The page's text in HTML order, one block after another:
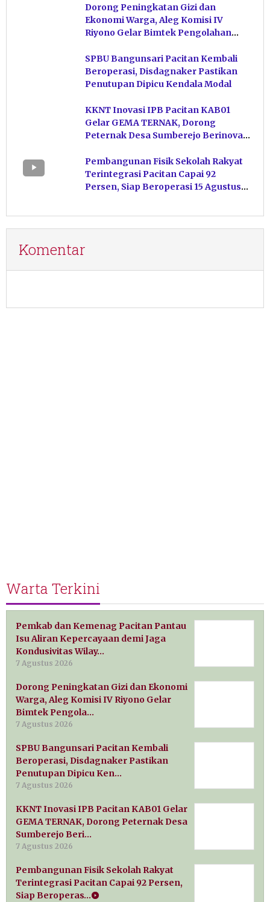
Dorong Peningkatan Gizi dan
Ekonomi Warga, Aleg Komisi IV
Riyono Gelar Bimtek Pengolahan
SPBU Bangunsari Pacitan Kembali
Beroperasi, Disdagnaker Pastikan
Penutupan Dipicu Kendala Modal
KKNT Inovasi IPB Pacitan KAB01
Gelar GEMA TERNAK, Dorong
Peternak Desa Sumberejo Berinovasi
Pembangunan Fisik Sekolah Rakyat
Terintegrasi Pacitan Capai 92
Persen, Siap Beroperasi 15 Agustus
Komentar
Warta Terkini
Pemkab dan Kemenag Pacitan Pantau
Isu Aliran Kepercayaan demi Jaga
Kondusivitas Wilay…
7 Agustus 2026
Dorong Peningkatan Gizi dan Ekonomi
Warga, Aleg Komisi IV Riyono Gelar
Bimtek Pengola…
7 Agustus 2026
SPBU Bangunsari Pacitan Kembali
Beroperasi, Disdagnaker Pastikan
Penutupan Dipicu Ken…
7 Agustus 2026
KKNT Inovasi IPB Pacitan KAB01 Gelar
GEMA TERNAK, Dorong Peternak Desa
Sumberejo Beri…
7 Agustus 2026
Pembangunan Fisik Sekolah Rakyat
Terintegrasi Pacitan Capai 92 Persen,
Siap Beroperas…